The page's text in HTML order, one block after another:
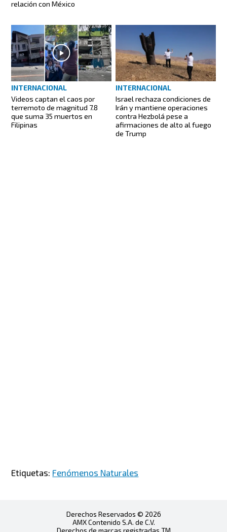
relación con México
INTERNACIONAL
Videos captan el caos por
terremoto de magnitud 7.8
que suma 35 muertos en
Filipinas
INTERNACIONAL
Israel rechaza condiciones de
Irán y mantiene operaciones
contra Hezbolá pese a
afirmaciones de alto al fuego
de Trump
Etiquetas: Fenómenos Naturales
Derechos Reservados © 2026
AMX Contenido S.A. de C.V.
Derechos de marcas registradas TM